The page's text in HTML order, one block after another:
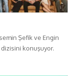
Şefik ve Engin
konuşuyor.